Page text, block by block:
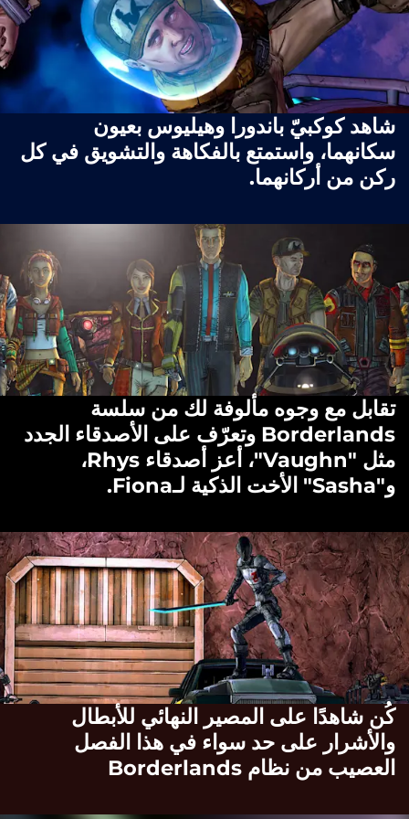
شاهد كوكبيّ باندورا وهيليوس بعيون
سكانهما، واستمتع بالفكاهة والتشويق في كل
ركن من أركانهما.
تقابل مع وجوه مألوفة لك من سلسة
Borderlands وتعرّف على الأصدقاء الجدد
مثل "Vaughn"، أعز أصدقاء Rhys،
و"Sasha" الأخت الذكية لـFiona.
كُن شاهدًا على المصير النهائي للأبطال
والأشرار على حد سواء في هذا الفصل
العصيب من نظام Borderlands